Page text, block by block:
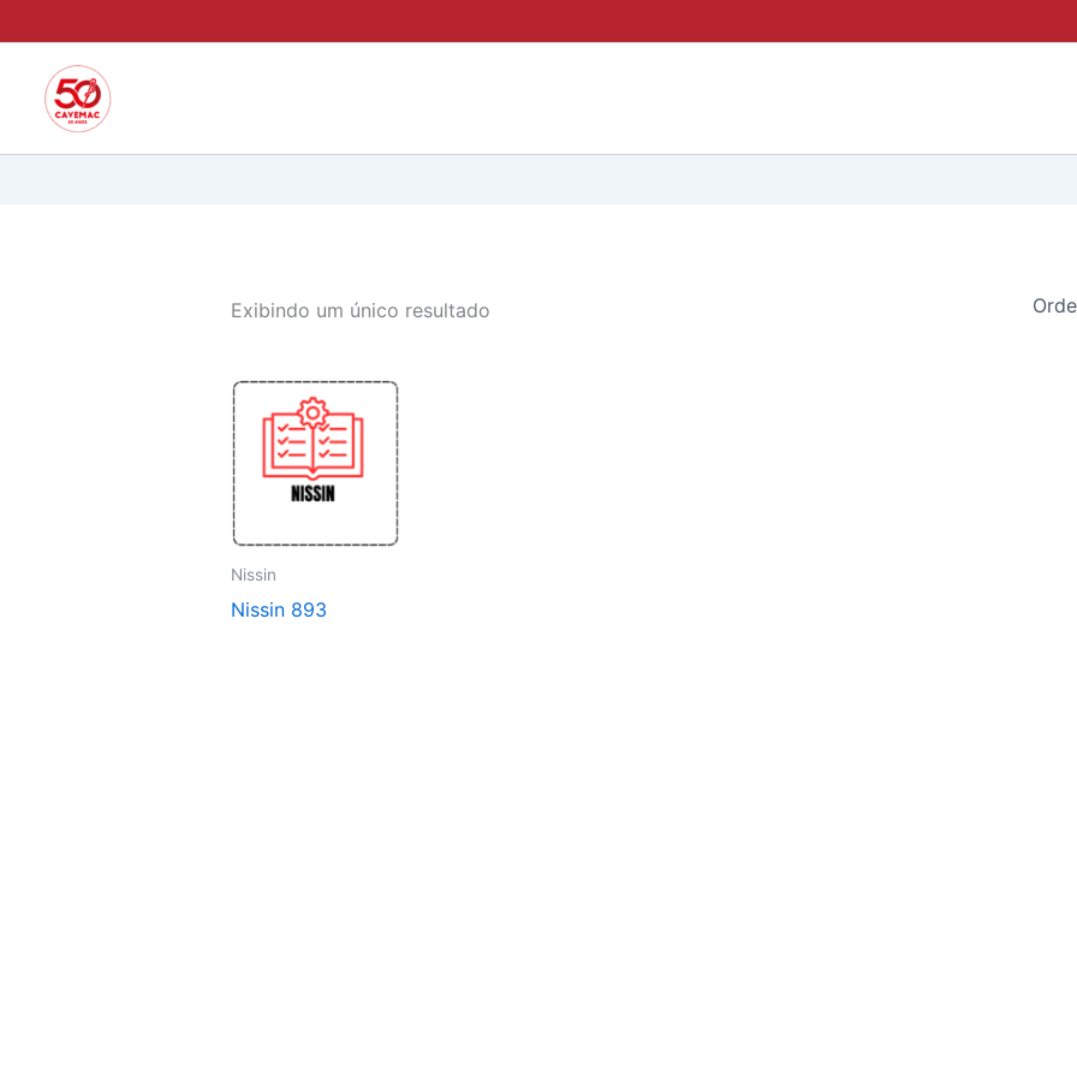
para
conteúdo
Exibindo um único resultado
Nissin
Nissin 893